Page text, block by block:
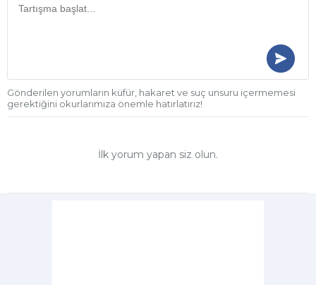
Gönderilen yorumların küfür, hakaret ve suç unsuru içermemesi
gerektiğini okurlarımıza önemle hatırlatırız!
İlk yorum yapan siz olun.